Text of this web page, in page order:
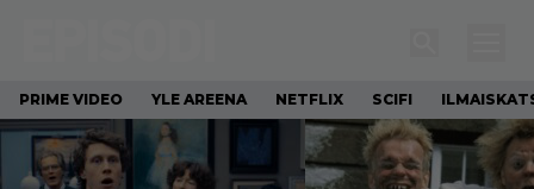
PRIME VIDEO YLE AREENA NETFLIX SCIFI